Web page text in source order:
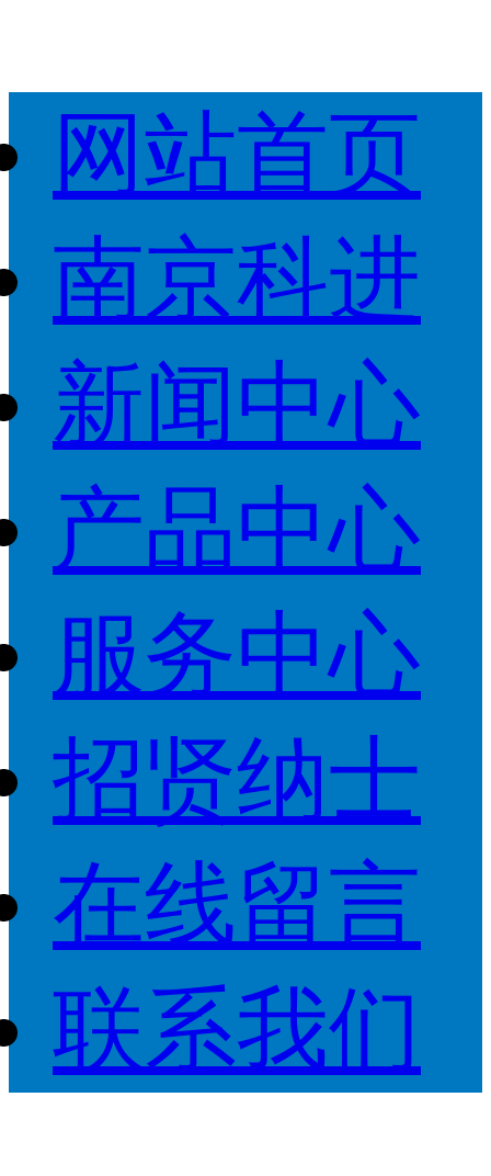
网站首页
南京科进
新闻中心
产品中心
服务中心
招贤纳士
在线留言
联系我们